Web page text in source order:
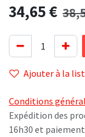
34,65€
Ajouter à la
Conditions
Expédition des
16h30 et